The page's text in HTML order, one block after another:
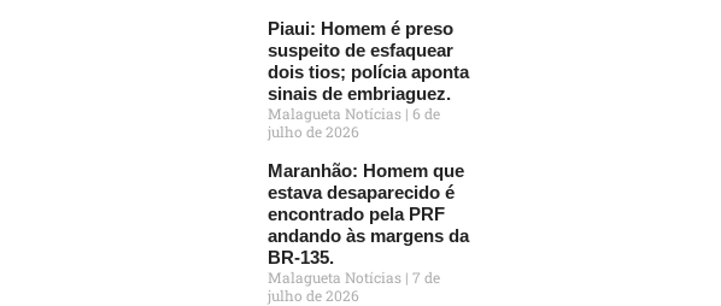
Piaui: Homem é preso
suspeito de esfaquear
dois tios; polícia aponta
sinais de embriaguez.
Malagueta Notícias 6 de
julho de 2026
Maranhão: Homem que
estava desaparecido é
encontrado pela PRF
andando às margens da
BR-135.
Malagueta Notícias 7 de
julho de 2026